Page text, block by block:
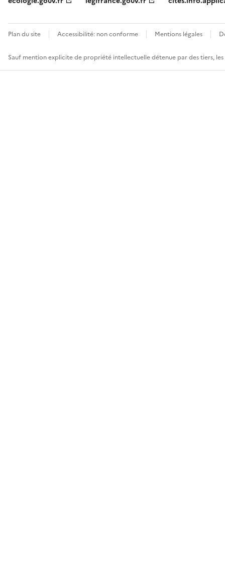
Plan du site Accessibilité: non conforme Mentions légales
Sauf mention explicite de propriété intellectuelle détenue par des tiers,